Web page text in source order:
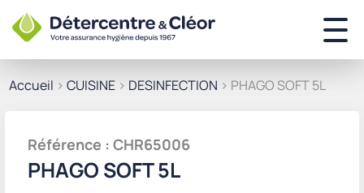
Accueil > CUISINE > DESINFECTION > PHAGO SOFT 5L
Référence : CHR65006
PHAGO SOFT 5L